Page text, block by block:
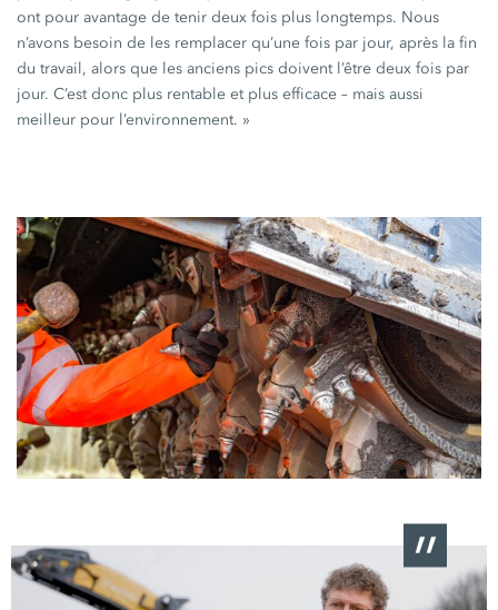
ont pour avantage de tenir deux fois plus longtemps. Nous
n’avons besoin de les remplacer qu’une fois par jour, après la fin
du travail, alors que les anciens pics doivent l’être deux fois par
jour. C’est donc plus rentable et plus efficace – mais aussi
meilleur pour l’environnement. »